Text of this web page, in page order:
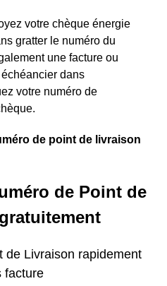
votre chèque énergie
gratter le numéro du
une facture ou
dans
votre numéro de
de point de livraison